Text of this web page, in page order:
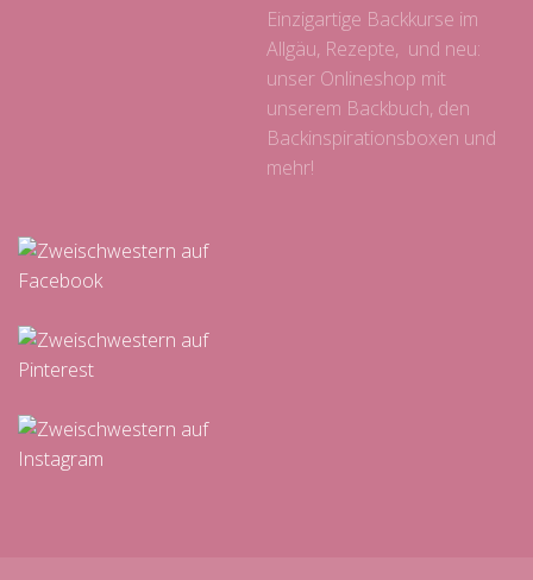
Einzigartige Backkurse im
Allgäu, Rezepte, und neu:
unser Onlineshop mit
unserem Backbuch, den
Backinspirationsboxen und
mehr!